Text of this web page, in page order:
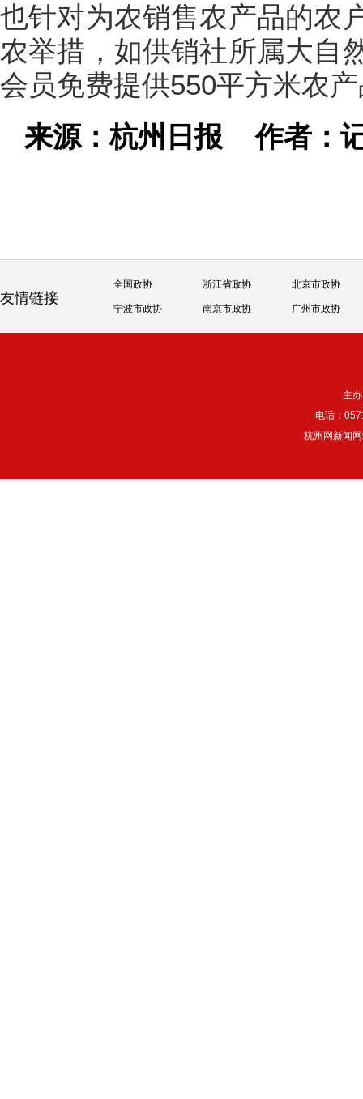
也针对为农销售农产品的农
农举措，如供销社所属大自
会员免费提供550平方米农
来源：杭州日报作者：
友情链接
全国政协 浙江省政协 北京市政协
宁波市政协 南京市政协 广州市政协
主
电话：
杭州网新闻